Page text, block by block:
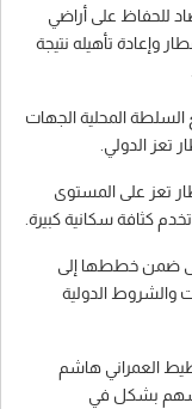
للحفاظ على أراضي
وإعادة تأهيله نتيجة
المحلية الجهات
تعز الدولي.
تعز على المستوى
كثافة سكانية كبيرة.
ضمن خططها إلى
والشروط الدولية
العمراني هاشم
تسهم بشكل في